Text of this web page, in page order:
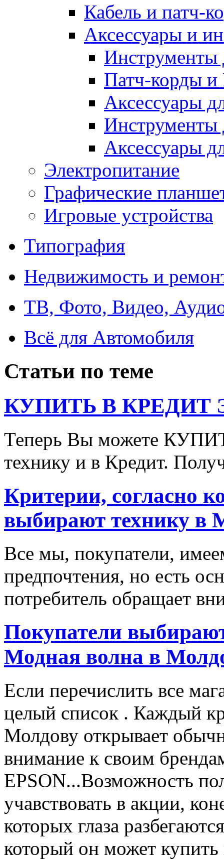
Кабель и патч-
Аксессуары и
Инструменты
Патч-корды и
Аксессуары
Инструменты
Аксессуары
Электропитание
Графические
Игровые устройства
Типография
Недвижимость и
ТВ, Фото, Видео,
Всё для Автомобиля
Статьи по теме
КУПИТЬ В КРЕДИТ
Теперь Вы можете
технику и в Кредит.
Критерии, согласно
выбирают технику в
Все мы, покупатели,
предпочтения, но есть
потребитель обращает
Покупатели
Модная волна в
Если перечислить все
целый список . Каждый
Молдову открывает
внимание к своим
EPSON...Возможность
учавствовать в акции,
которых глаза
который он может купить